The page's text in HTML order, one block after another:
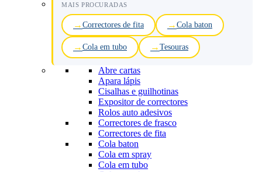
MAIS PROCURADAS
Correctores de fita Cola baton
Cola em tubo Tesouras
Abre cartas
Apara lápis
Cisalhas e guilhotinas
Expositor de correctores
Rolos auto adesivos
Correctores de frasco
Correctores de fita
Cola baton
Cola em spray
Cola em tubo